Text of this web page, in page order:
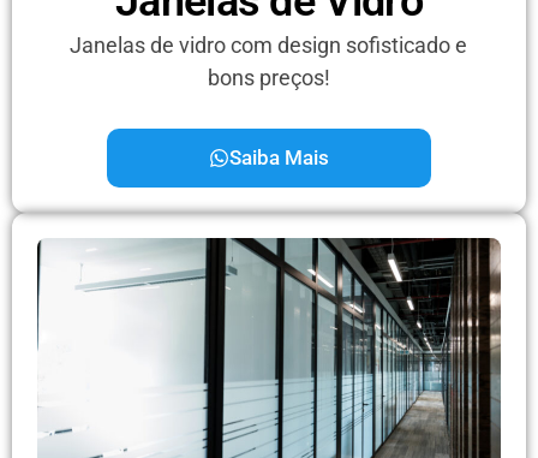
Janelas de vidro com design sofisticado e
bons preços!
Saiba Mais